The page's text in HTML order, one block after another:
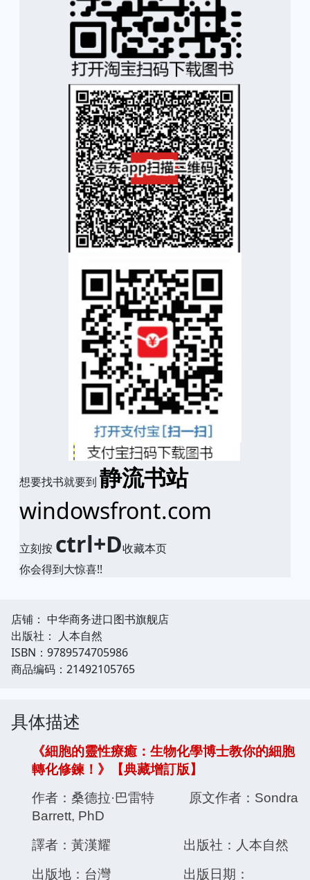
想要找书就要到 静流书站
windowsfront.com
立刻按 ctrl+D收藏本页
你会得到大惊喜!!
店铺： 中华商务进口图书旗舰店
出版社： 人本自然
ISBN：9789574705986
商品编码：21492105765
具体描述
《細胞的靈性療癒：生物化學博士教你的細胞
轉化修鍊！》【典藏增訂版】
作者：桑德拉·巴雷特 原文作者：Sondra
Barrett, PhD
譯者：黃漢耀 出版社：人本自然
出版地：台灣 出版日期：